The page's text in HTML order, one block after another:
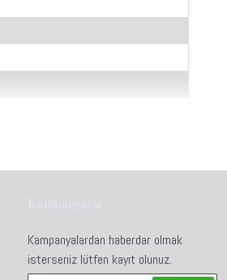
ona göre yapınız.
arasında az da olsa ton farkı
Kampanyalar
Kampanyalardan haberdar olmak
isterseniz lütfen kayıt olunuz.